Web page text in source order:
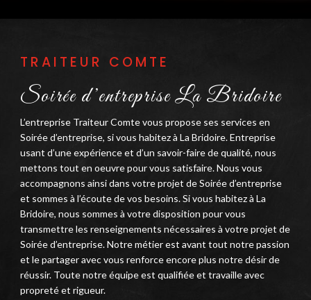
TRAITEUR COMTE
Soirée d’entreprise La Bridoire
L’entreprise Traiteur Comte vous propose ses services en
Soirée d’entreprise, si vous habitez à La Bridoire. Entreprise
usant d’une expérience et d’un savoir-faire de qualité, nous
mettons tout en oeuvre pour vous satisfaire. Nous vous
accompagnons ainsi dans votre projet de Soirée d’entreprise
et sommes à l’écoute de vos besoins. Si vous habitez à La
Bridoire, nous sommes à votre disposition pour vous
transmettre les renseignements nécessaires à votre projet de
Soirée d’entreprise. Notre métier est avant tout notre passion
et le partager avec vous renforce encore plus notre désir de
réussir. Toute notre équipe est qualifiée et travaille avec
propreté et rigueur.